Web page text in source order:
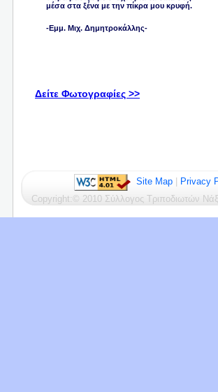
μέσα στα ξένα με την πίκρα μου κρυφή.
-Εμμ. Μιχ. Δημητροκάλλης-
Δείτε Φωτογραφίες >>
Site Map
Privacy
Copyright:© 2010 Σύλλογος Τριποδιωτών